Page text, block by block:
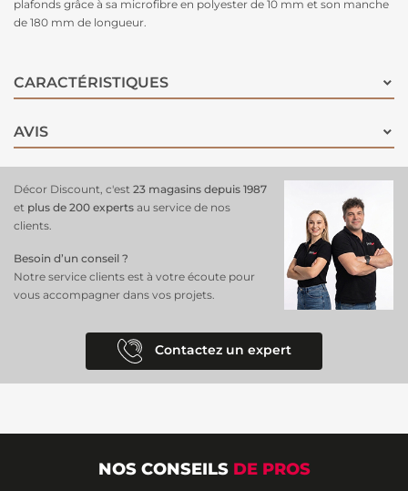
plafonds grâce à sa microfibre en polyester de 10 mm et son manche
de 180 mm de longueur.
CARACTÉRISTIQUES
AVIS
Décor Discount, c'est 23 magasins depuis 1987
et plus de 200 experts au service de nos
clients.
Besoin d’un conseil ?
Notre service clients est à votre écoute pour
vous accompagner dans vos projets.
Contactez un expert
NOS CONSEILS DE PROS